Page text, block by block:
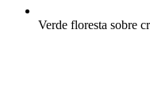
Verde floresta sobre